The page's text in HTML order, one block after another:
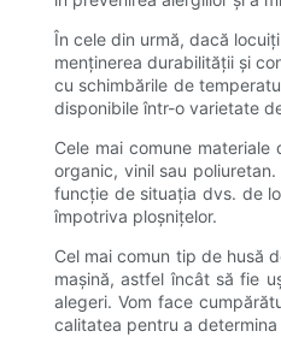
În cele din urmă, dacă
menținerea durabilității și
cu schimbările de
disponibile într-o varietate
Cele mai comune
organic, vinil sau
funcție de situația dvs. de
împotriva ploșnițelor.
Cel mai comun tip de husă
mașină, astfel încât să fie
alegeri. Vom face
calitatea pentru a